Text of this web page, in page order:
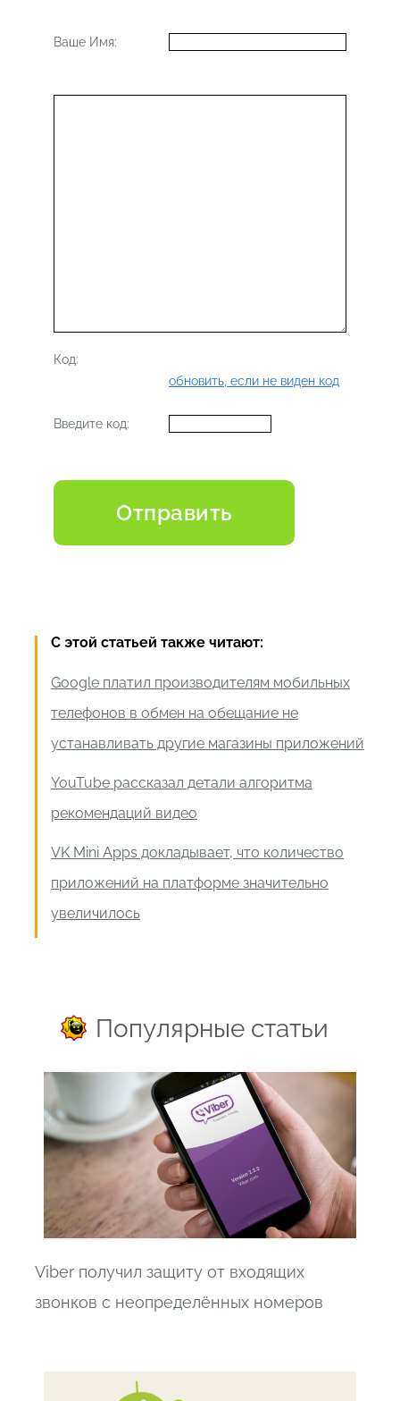
Ваше Имя:
Код:
обновить, если не виден код
Введите код:
С этой статьей также читают:
Google платил производителям мобильных
телефонов в обмен на обещание не
устанавливать другие магазины приложений
YouTube рассказал детали алгоритма
рекомендаций видео
VK Mini Apps докладывает, что количество
приложений на платформе значительно
увеличилось
Популярные статьи
Viber получил защиту от входящих
звонков с неопределённых номеров